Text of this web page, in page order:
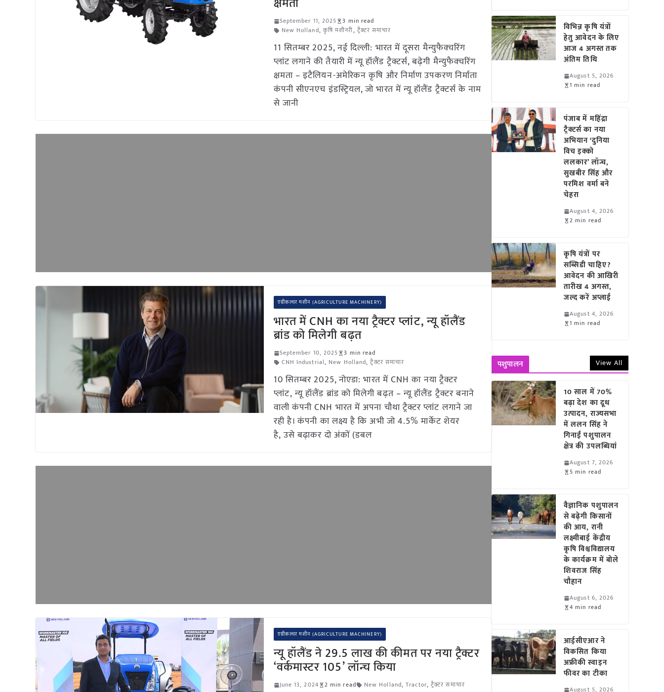
September 11, 2025
3 min read
New Holland, कृषि मशीनरी, ट्रैक्टर समाचार
11 सितम्बर 2025, नई दिल्ली: भारत में दूसरा मैन्युफैक्चरिंग
प्लांट लगाने की तैयारी में न्यू हॉलैंड ट्रैक्टर्स, बढ़ेगी मैन्युफैक्चरिंग
क्षमता – इटैलियन-अमेरिकन कृषि और निर्माण उपकरण निर्माता
कंपनी सीएनएच इंडस्ट्रियल, जो भारत में न्यू हॉलैंड ट्रैक्टर्स के नाम
से जानी
एग्रीकल्चर मशीन (AGRICULTURE MACHINERY)
भारत में CNH का नया ट्रैक्टर प्लांट, न्यू हॉलैंड
ब्रांड को मिलेगी बढ़त
September 10, 2025
3 min read
CNH Industrial, New Holland,ट्रैक्टर समाचार
10 सितम्बर 2025, नोएडा: भारत में CNH का नया ट्रैक्टर
प्लांट, न्यू हॉलैंड ब्रांड को मिलेगी बढ़त – न्यू हॉलैंड ट्रैक्टर बनाने
वाली कंपनी CNH भारत में अपना चौथा ट्रैक्टर प्लांट लगाने जा
रही है। कंपनी का लक्ष्य है कि अभी जो 4.5% मार्केट शेयर
है, उसे बढ़ाकर दो अंकों (डबल
एग्रीकल्चर मशीन (AGRICULTURE MACHINERY)
न्यू हॉलैंड ने 29.5 लाख की कीमत पर नया ट्रैक्टर
‘वर्कमास्टर 105’ लॉन्च किया
June 13, 2024 2 min read New Holland,Tractor,ट्रैक्टर समाचार
विभिन्न कृषि यंत्रों
हेतु आवेदन के लिए
आज 4 अगस्त तक
अंतिम तिथि
August 5, 2026
1 min read
पंजाब में महिंद्रा
ट्रैक्टर्स का नया
अभियान ‘दुनिया
विच इक्को
ललकार’ लॉन्च,
सुखबीर सिंह और
परमिश वर्मा बने
चेहरा
August 4, 2026
2 min read
कृषि यंत्रों पर
सब्सिडी चाहिए?
आवेदन की आखिरी
तारीख 4 अगस्त,
जल्द करें अप्लाई
August 4, 2026
1 min read
पशुपालन View All
10 साल में 70%
बढ़ा देश का दूध
उत्पादन, राज्यसभा
में ललन सिंह ने
गिनाईं पशुपालन
क्षेत्र की उपलब्धियां
August 7, 2026
5 min read
वैज्ञानिक पशुपालन
से बढ़ेगी किसानों
की आय, रानी
लक्ष्मीबाई केंद्रीय
कृषि विश्वविद्यालय
के कार्यक्रम में बोले
शिवराज सिंह
चौहान
August 6, 2026
4 min read
आईसीएआर ने
विकसित किया
अफ्रीकी स्वाइन
फीवर का टीका
August 5, 2026